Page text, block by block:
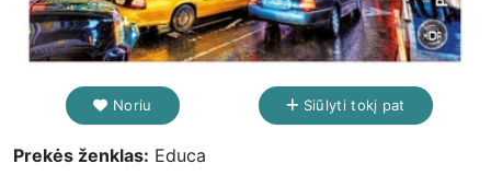
Noriu Siūlyti tokį pat
Prekės ženklas: Educa